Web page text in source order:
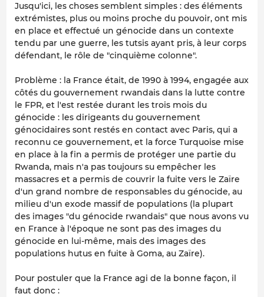
Jusqu'ici, les choses semblent simples : des éléments
extrémistes, plus ou moins proche du pouvoir, ont mis
en place et effectué un génocide dans un contexte
tendu par une guerre, les tutsis ayant pris, à leur corps
défendant, le rôle de "cinquième colonne".
Problème : la France était, de 1990 à 1994, engagée aux
côtés du gouvernement rwandais dans la lutte contre
le FPR, et l'est restée durant les trois mois du
génocide : les dirigeants du gouvernement
génocidaires sont restés en contact avec Paris, qui a
reconnu ce gouvernement, et la force Turquoise mise
en place à la fin a permis de protéger une partie du
Rwanda, mais n'a pas toujours su empêcher les
massacres et a permis de couvrir la fuite vers le Zaïre
d'un grand nombre de responsables du génocide, au
milieu d'un exode massif de populations (la plupart
des images "du génocide rwandais" que nous avons vu
en France à l'époque ne sont pas des images du
génocide en lui-même, mais des images des
populations hutus en fuite à Goma, au Zaïre).
Pour postuler que la France agi de la bonne façon, il
faut donc :